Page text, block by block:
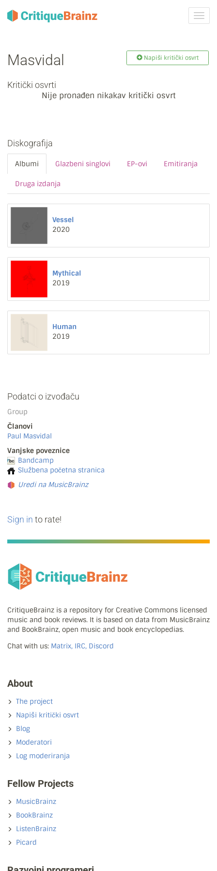
ili
Masvidal Napiši kritički osvrt
Kritički osvrti
Nije pronađen nikakav kritički osvrt
Diskografija
Albumi Glazbeni singlovi EP-ovi Emitiranja
Druga izdanja
Vessel
2020
Mythical
2019
Human
2019
Podatci o izvođaču
Group
Članovi
Paul Masvidal
Vanjske poveznice
Bandcamp
Službena početna stranica
Uredi na MusicBrainz
Sign in to rate!
CritiqueBrainz is a repository for Creative Commons licensed
music and book reviews. It is based on data from MusicBrainz
and BookBrainz, open music and book encyclopedias.
Chat with us: Matrix, IRC, Discord
About
The project
Napiši kritički osvrt
Blog
Moderatori
Log moderiranja
Fellow Projects
MusicBrainz
BookBrainz
ListenBrainz
Picard